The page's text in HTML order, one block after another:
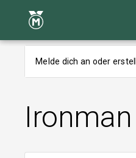
Melde dich an oder